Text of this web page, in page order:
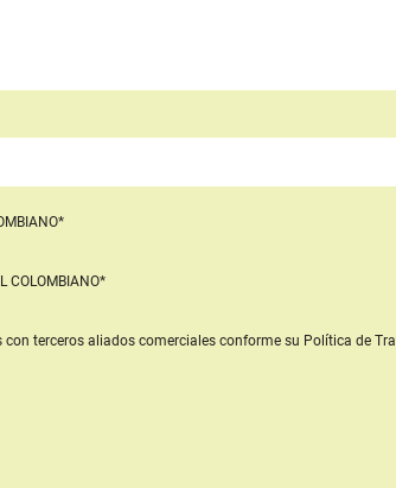
COLOMBIANO*
terceros aliados comercialesconforme su Política de